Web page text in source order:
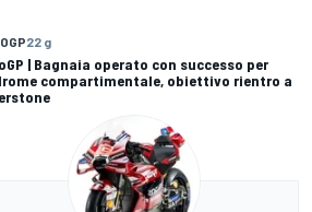
22 g
| Bagnaia operato con successo per
compartimentale, obiettivo rientro a